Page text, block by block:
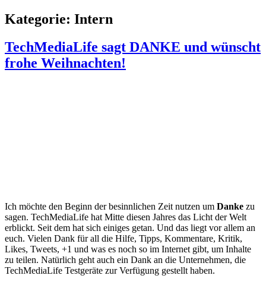
Kategorie: Intern
TechMediaLife sagt DANKE und wünscht
frohe Weihnachten!
Ich möchte den Beginn der besinnlichen Zeit nutzen um Danke zu
sagen. TechMediaLife hat Mitte diesen Jahres das Licht der Welt
erblickt. Seit dem hat sich einiges getan. Und das liegt vor allem an
euch. Vielen Dank für all die Hilfe, Tipps, Kommentare, Kritik,
Likes, Tweets, +1 und was es noch so im Internet gibt, um Inhalte
zu teilen. Natürlich geht auch ein Dank an die Unternehmen, die
TechMediaLife Testgeräte zur Verfügung gestellt haben.